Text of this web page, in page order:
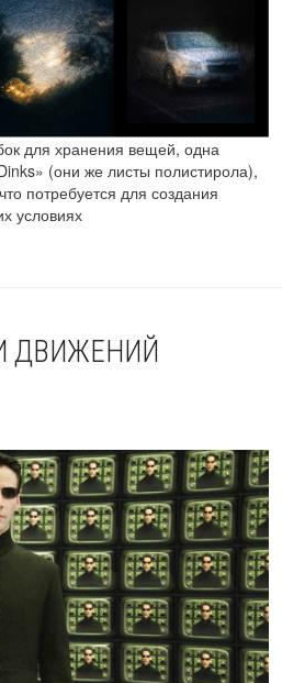
для хранения вещей, одна
(они же листы полистирола),
потребуется для создания
условиях
ДВИЖЕНИЙ